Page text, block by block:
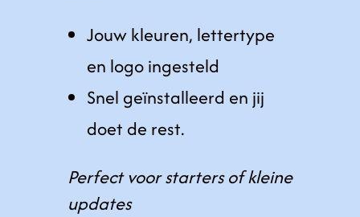
Jouw kleuren, lettertype
en logo ingesteld
Snel geïnstalleerd en jij
doet de rest.
Perfect voor starters of kleine
updates